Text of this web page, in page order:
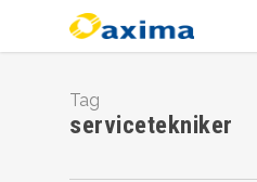
Tag
servicetekniker